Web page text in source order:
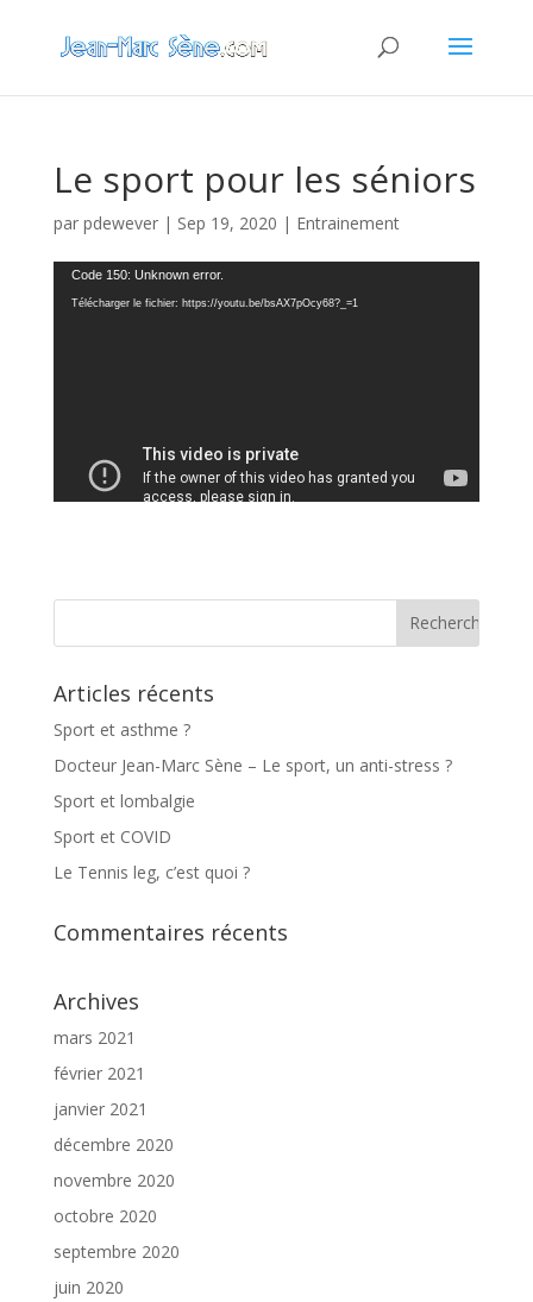
Le sport pour les séniors
par pdewever| Sep 19, 2020 | Entrainement
Lecteur
vidéo
Code 150: Unknown error.
Télécharger le fichier: https://youtu.be/bsAX7pOcy68?_=1
Articles récents
Sport et asthme ?
Docteur Jean-Marc Sène – Le sport, un anti-stress ?
Sport et lombalgie
Sport et COVID
Le Tennis leg, c’est quoi ?
Commentaires récents
Archives
mars 2021
février 2021
janvier 2021
décembre 2020
novembre 2020
octobre 2020
septembre 2020
juin 2020